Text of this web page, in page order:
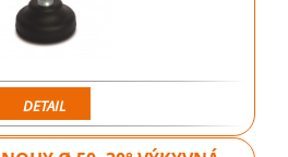
DETAIL